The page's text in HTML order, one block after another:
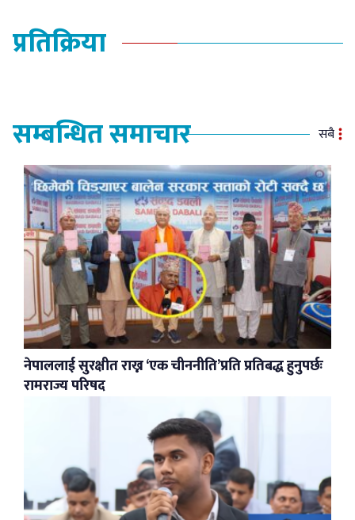
प्रतिक्रिया
सम्बन्धित समाचार सबै
नेपाललाई सुरक्षीत राख्न ‘एक चीननीति’प्रति प्रतिबद्ध हुनुपर्छः
रामराज्य परिषद